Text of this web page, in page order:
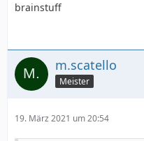
brainstuff
m.scatello
Meister
19. März 2021 um 20:54